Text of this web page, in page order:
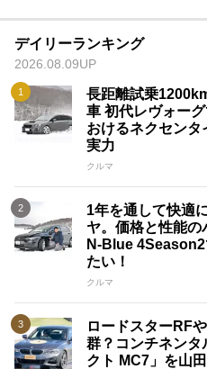
デイリーランキング
2026.08.09UP
長距離試乗
車 初代レヴォー
おけるネクセン
実力
クルマ
1年を通して快適
ヤ。価格と性能
N-Blue
たい！
クルマ
ロードスターRF
群？コンチネンタ
クト MC7」を山